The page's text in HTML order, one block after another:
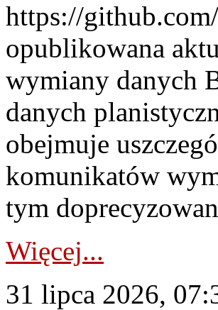
https://
opublikowana
wymiany danych
danych
obejmuje
komunikatów
tym
Więcej...
31 lipca 2026,